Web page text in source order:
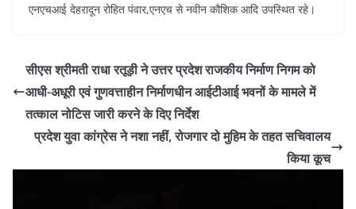
एनएचआई देहरादून रोहित पंवार,एनएच से नवीन कौशिक आदि उपस्थित रहे।
सीएस श्रीमती राधा रतूड़ी ने उत्तर प्रदेश राजकीय निर्माण निगम को
आधी-अधूरी एवं गुणवत्ताहीन निर्माणधीन आईटीआई भवनों के मामले में
तत्काल नोटिस जारी करने के दिए निर्देश
प्रदेश युवा कांग्रेस ने नशा नहीं, रोजगार दो मुहिम के तहत सचिवालय
किया कूच